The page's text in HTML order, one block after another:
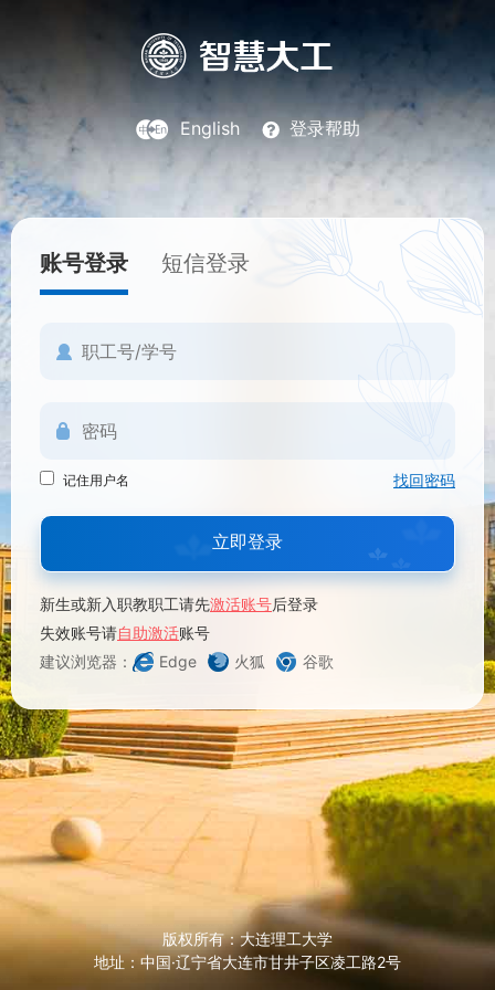
English 登录帮助
账号登录 短信登录
记住用户名 找回密码
立即登录
新生或新入职教职工请先激活账号后登录
失效账号请自助激活账号
建议浏览器：
Edge 火狐 谷歌
版权所有：大连理工大学
地址：中国·辽宁省大连市甘井子区凌工路2号